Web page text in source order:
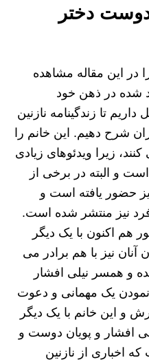
دوست دختر
در این مقاله مشاهده
شده در ذهن خود
تا زندگینامه نازنین
شرح دهیم. این خانم را
زیرا ویدئوهای زیادی
و البته در برخی از
حضور یافته است و
نیز منتشر شده است.
هم اکنون با یک دیگر
نیز با هم برادر می
و همسر نیلی افشار
برگزاری نمودن یک مهمانی و دعوت
و این خانم با یک دیگر
افشار و پویان دوست و
اخباری از نازنین